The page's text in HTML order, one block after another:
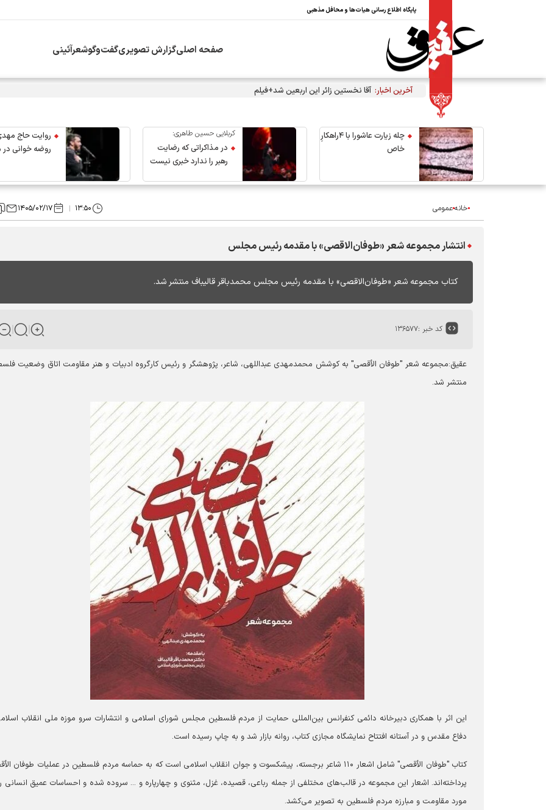
پایگاه اطلاع رسانی هیات‌ها و محافل مذهبی
صفحه اصلیگزارش تصویریگفت‌وگوشعرآئینی
آخرین اخبار: آقا نخستین زائر این اربعین شد+فیلم
چله زیارت عاشورا با ۴راهکارِ
خاص
کربلایی حسین طاهری:
در مذاکراتی که رضایت
رهبر را ندارد خبری نیست
روایت حاج
روضه خوانی
خانهعمومی ۱۳:۵۰ ۱۴۰۵/۰۲/۱۷
انتشار مجموعه شعر «طوفان‌الاقصی» با مقدمه رئیس مجلس
کتاب مجموعه شعر «طوفان‌الاقصی» با مقدمه رئیس مجلس محمدباقر قالیباف منتشر شد.
کد خبر :۱۳۶۵۷۷
عقیق:مجموعه شعر "طوفان الأقصی" به کوشش محمدمهدی عبداللهی، شاعر، پژوهشگر و رئیس کارگروه ادبیات و هنر مقاومت اتاق وضعیت
منتشر شد.
این اثر با همکاری دبیرخانه دائمی کنفرانس بین‌المللی حمایت از مردم فلسطین مجلس شورای اسلامی و انتشارات سرو موزه ملی انقلاب
دفاع مقدس و در آستانه افتتاح نمایشگاه مجازی کتاب، روانه بازار شد و به چاپ رسیده است.
کتاب "طوفان الأقصی" شامل اشعار ۱۱۰ شاعر برجسته، پیشکسوت و جوان انقلاب اسلامی است که به حماسه مردم فلسطین در عملیات طوفان
پرداخته‌اند. اشعار این مجموعه در قالب‌های مختلفی از جمله رباعی، قصیده، غزل، مثنوی و چهارپاره و ... سروده شده و احساسات عمیق انسانی
مورد مقاومت و مبارزه مردم فلسطین به تصویر می‌کشد.